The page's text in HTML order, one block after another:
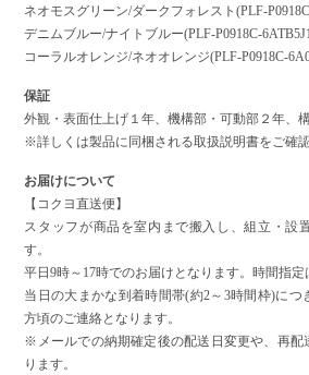
ネオモスグリーン/ダークフォレスト(PLF-
デニムブルー/ナイトブルー(PLF-P0918C-
コーラルオレンジ/ネオオレンジ(PLF-P0918C-
保証
外観・表面仕上げ１年、機構部・可動部２年、
※詳しくは製品に同梱される取扱説明書をご確認
お届けについて
【コクヨ直送便】
スタッフが商品を室内まで搬入し、組立・設
す。
平日9時～17時でのお届けとなります。時間指定
当日の大まかな到着時間帯(約2～3時間枠)につ
方頃のご連絡となります。
※メールでの納期確定後の配送日変更や、再配
ります。